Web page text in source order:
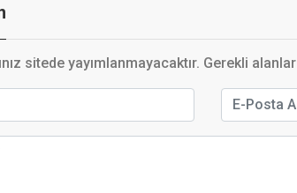
sitede yayımlanmayacaktır. Gerekli alanlar